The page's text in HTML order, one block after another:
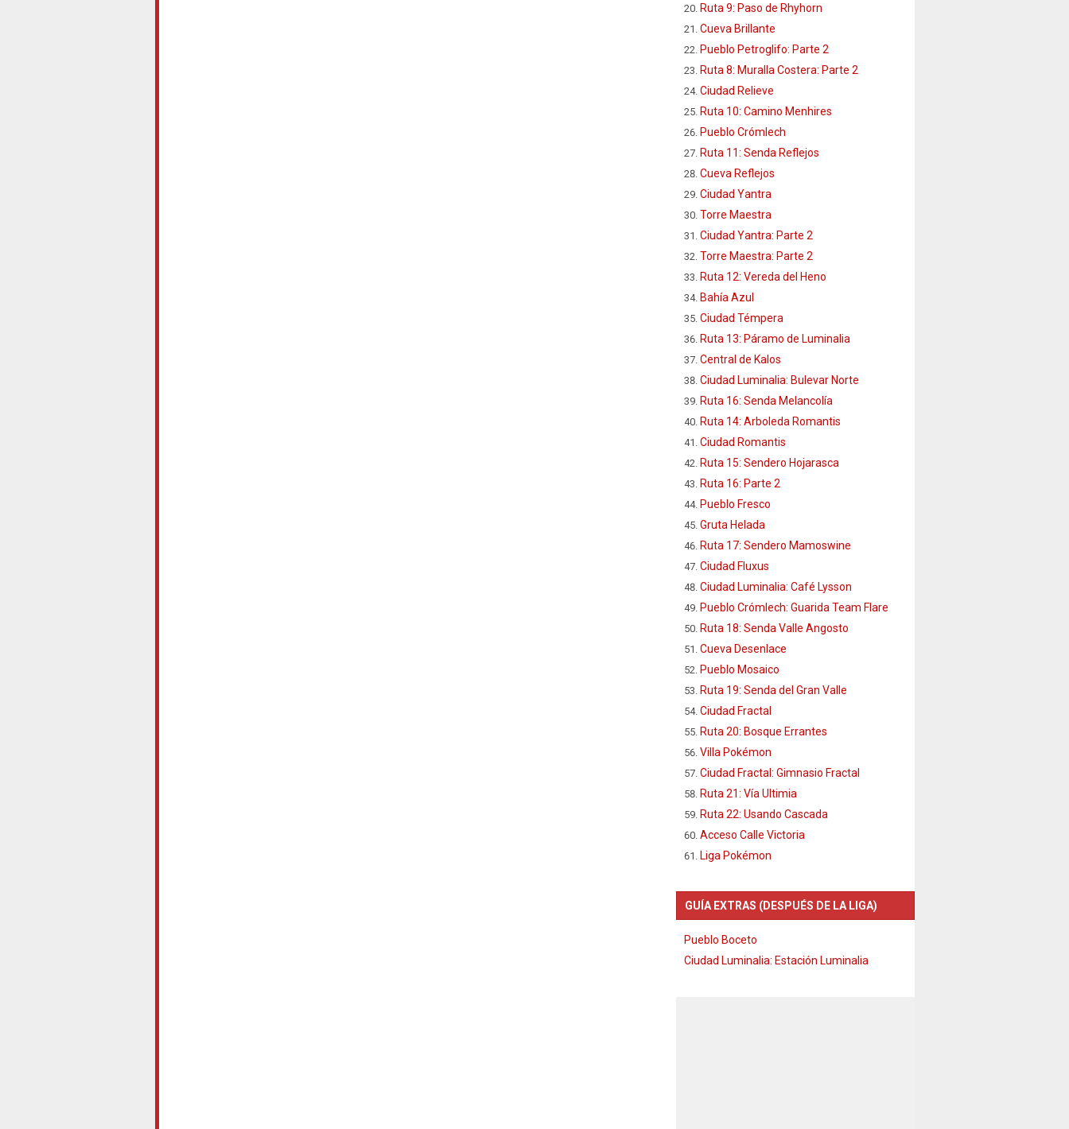
Ruta 9: Paso de Rhyhorn
Cueva Brillante
Pueblo Petroglifo: Parte 2
Ruta 8: Muralla Costera: Parte 2
Ciudad Relieve
Ruta 10: Camino Menhires
Pueblo Crómlech
Ruta 11: Senda Reflejos
Cueva Reflejos
Ciudad Yantra
Torre Maestra
Ciudad Yantra: Parte 2
Torre Maestra: Parte 2
Ruta 12: Vereda del Heno
Bahía Azul
Ciudad Témpera
Ruta 13: Páramo de Luminalia
Central de Kalos
Ciudad Luminalia: Bulevar Norte
Ruta 16: Senda Melancolía
Ruta 14: Arboleda Romantis
Ciudad Romantis
Ruta 15: Sendero Hojarasca
Ruta 16: Parte 2
Pueblo Fresco
Gruta Helada
Ruta 17: Sendero Mamoswine
Ciudad Fluxus
Ciudad Luminalia: Café Lysson
Pueblo Crómlech: Guarida Team Flare
Ruta 18: Senda Valle Angosto
Cueva Desenlace
Pueblo Mosaico
Ruta 19: Senda del Gran Valle
Ciudad Fractal
Ruta 20: Bosque Errantes
Villa Pokémon
Ciudad Fractal: Gimnasio Fractal
Ruta 21: Vía Ultimia
Ruta 22: Usando Cascada
Acceso Calle Victoria
Liga Pokémon
GUÍA EXTRAS (DESPUÉS DE LA LIGA)
Pueblo Boceto
Ciudad Luminalia: Estación Luminalia